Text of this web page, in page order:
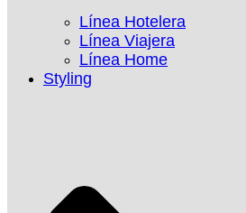
Línea Hotelera
Línea Viajera
Línea Home
Styling